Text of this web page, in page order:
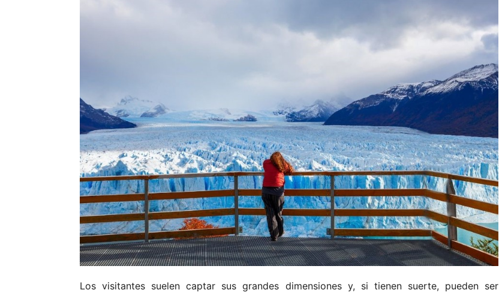
Los visitantes suelen captar sus grandes dimensiones y, si tienen suerte, pueden ser